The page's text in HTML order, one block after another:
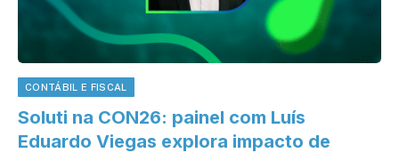
CONTÁBIL E FISCAL
Soluti na CON26: painel com Luís
Eduardo Viegas explora impacto de